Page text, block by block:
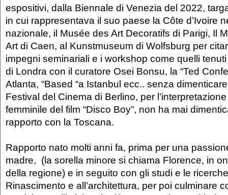
espositivi, dalla Biennale di Venezia del 2022,
in cui rappresentava il suo paese la Côte d’Ivoire
nazionale, il Musée des Art Decoratifs di Parigi, Il
Art di Caen, al Kunstmuseum di Wolfsburg per
impegni seminariali e i workshop come quelli
di Londra con il curatore Osei Bonsu, la “Ted
Atlanta, “Based “a Istanbul ecc.. senza dimenticare
Festival del Cinema di Berlino, per
femminile del film “Disco Boy”, non ha mai
rapporto con la Toscana.
Rapporto nato molti anni fa, prima per una
madre, (la sorella minore si chiama Florence, in
della regione) e in seguito con gli studi e le
Rinascimento e all’architettura, per poi culminare